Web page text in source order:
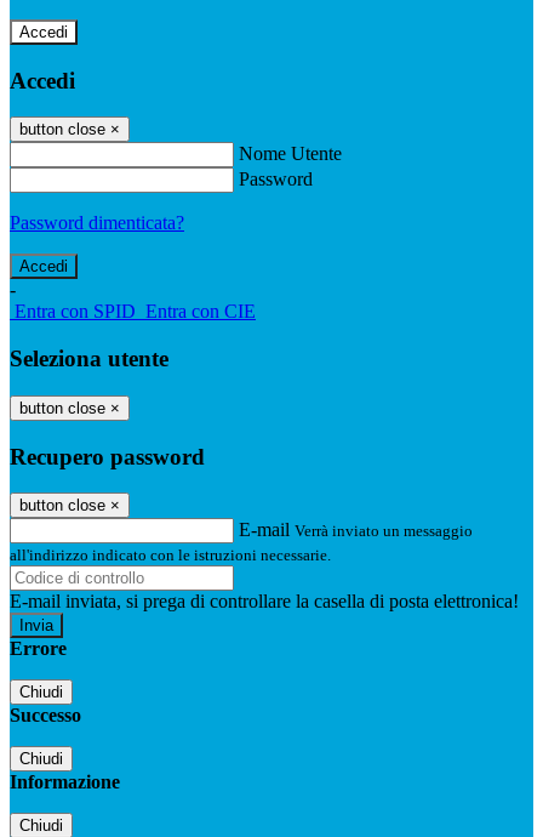
Accedi
Accedi
button close ×
Nome Utente
Password
Password dimenticata?
-
Entra con SPID Entra con CIE
Seleziona utente
button close ×
Recupero password
button close ×
E-mail Verrà inviato un messaggio
all'indirizzo indicato con le istruzioni necessarie.
E-mail inviata, si prega di controllare la casella di posta elettronica!
Errore
Chiudi
Successo
Chiudi
Informazione
Chiudi